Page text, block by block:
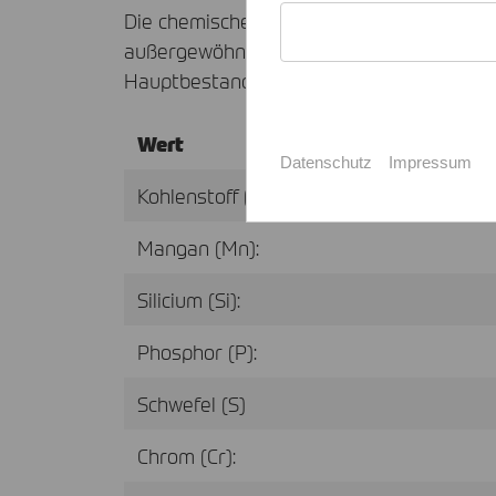
Die chemische Zusammensetzung ist
außergewöhnliche
Hauptbestandteile:
Wert
Kohlenstoff (C):
Mangan (Mn):
Silicium (Si):
Phosphor (P):
Schwefel (S)
Chrom (Cr):
Datenschutz Impressum